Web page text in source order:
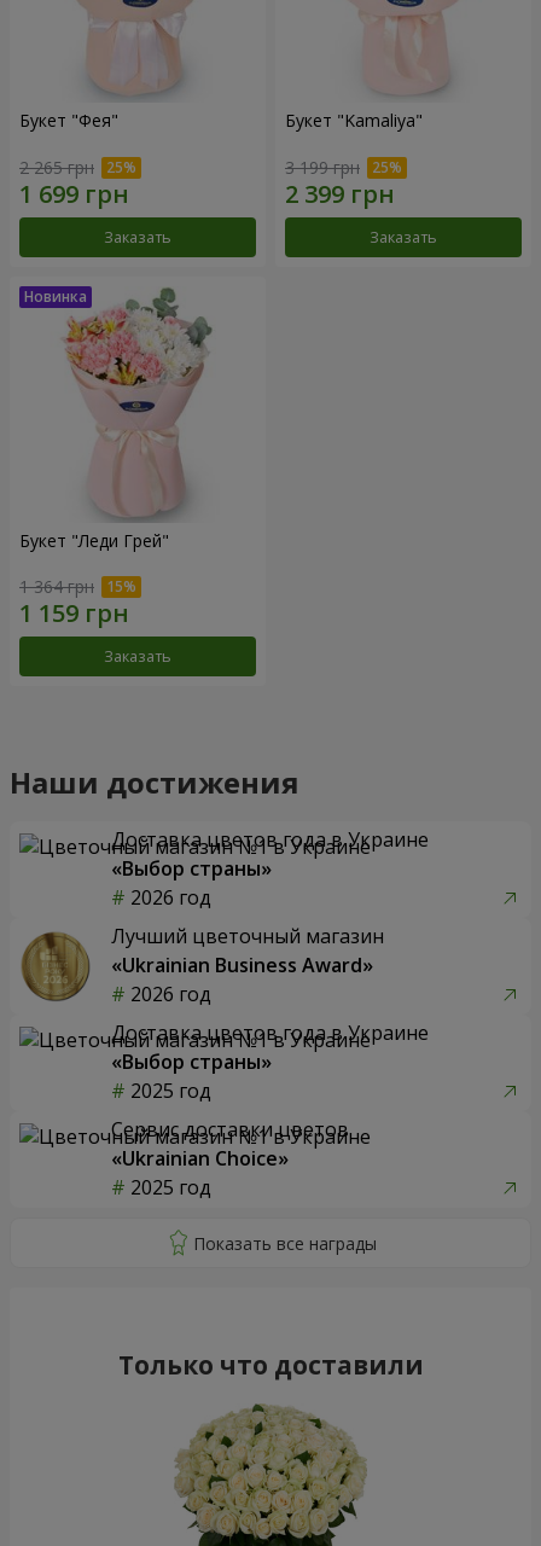
Букет "Фея"
2 265 грн
Заказать
Букет "Kamaliya"
3 199 грн
Заказать
Букет "Леди Грей"
1 364 грн
Заказать
Наши достижения
Доставка цветов года в Украине
«Выбор страны»
2026 год
Лучший цветочный магазин
«Ukrainian Business Award»
2026 год
Доставка цветов года в Украине
«Выбор страны»
2025 год
Сервис доставки цветов
«Ukrainian Choice»
2025 год
Только что доставили